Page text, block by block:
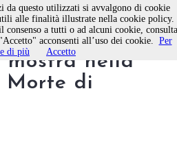
Domenico
mostra nella
Morte di
da questo utilizzati si avvalgono di cookie
alle finalità illustrate nella cookie policy.
consenso a tutti o ad alcuni cookie, consulta
acconsenti all’uso dei cookie. Per
di più
Accetto